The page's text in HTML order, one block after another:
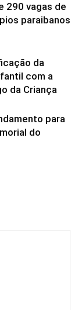
290 vagas de
paraibanos
da
com a
da Criança
para
do